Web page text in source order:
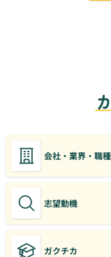
会社・業界・職
志望動機
ガクチカ